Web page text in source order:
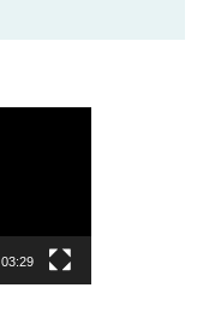
03:29